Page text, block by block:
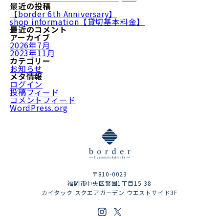
最近の投稿
【border 6th Anniversary】
shop information【貸切基本料金】
最近のコメント
アーカイブ
2026年7月
2023年11月
カテゴリー
お知らせ
メタ情報
ログイン
投稿フィード
コメントフィード
WordPress.org
〒810-0023
福岡市中央区警固1丁目15-38
カイタック スクエアガーデン ウエストサイド3F